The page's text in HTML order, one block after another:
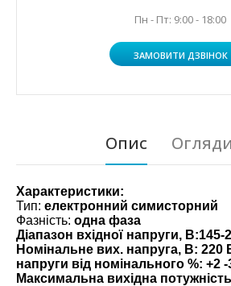
Пн - Пт: 9:00 - 18:00
ЗАМОВИТИ ДЗВІНОК
Опис
Характеристики:
Тип: електронний симисторний
Фазність: одна фаза
Діапазон вхідної напруги, В:145-
Номінальне вих. напруга, В: 220
напруги від номінального %: +2 -
Максимальна вихідна